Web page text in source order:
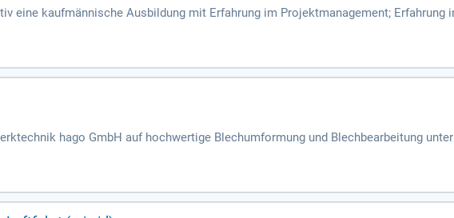
eine kaufmännische Ausbildung mit Erfahrung im Projektmanagement; Erfahrung
Erfahrung in der Anwendung von QM-Methoden; Analytisches und
hago GmbH auf hochwertige Blechumformung und Blechbearbeitung